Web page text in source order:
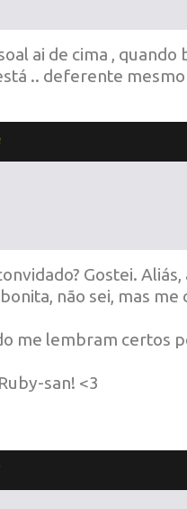
ai de cima , quando
.. deferente
Gostei.
não sei, mas
me lembram certos
san! <3